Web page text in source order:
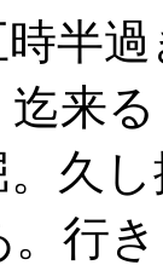
半過
来
久
行